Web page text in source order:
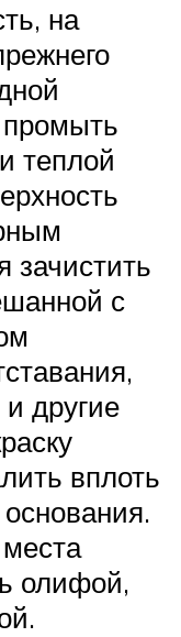
на
промыть
теплой
зачистить
с
другие
вплоть
олифой,